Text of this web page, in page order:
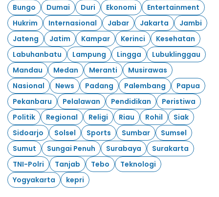
Bungo
Dumai Duri Ekonomi
Entertainment
Hukrim
Internasional Jabar Jakarta
Jambi
Jateng
Jatim Kampar Kerinci
Kesehatan
Labuhanbatu
Lampung Lingga
Lubuklinggau
Mandau
Medan Meranti
Musirawas
Nasional
News Padang Palembang
Papua
Pekanbaru
Pelalawan Pendidikan
Peristiwa
Politik
Regional Religi Riau Rohil
Siak
Sidoarjo
Solsel Sports Sumbar
Sumsel
Sumut
Sungai Penuh Surabaya
Surakarta
TNI-Polri
Tanjab Tebo
Teknologi
Yogyakarta
kepri